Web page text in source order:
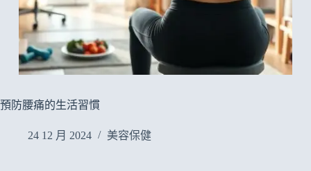
預防腰痛的生活習慣
24 12 月 2024 美容保健